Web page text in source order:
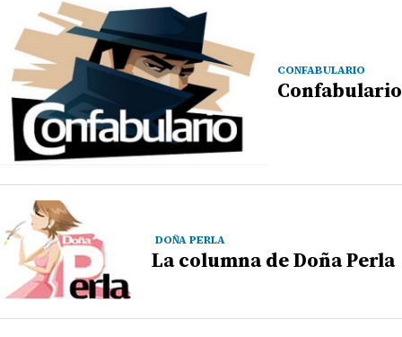
CONFABULARIO
Confabulario
DOÑA PERLA
La columna de Doña Perla